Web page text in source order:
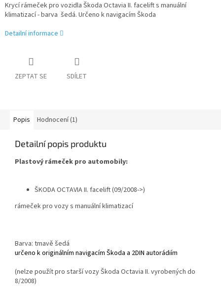
Krycí rámeček pro vozidla Škoda Octavia II. facelift s manuální
klimatizací - barva šedá. Určeno k navigacím Škoda
Detailní informace
ZEPTAT SE SDÍLET
Popis Hodnocení (1)
Detailní popis produktu
Plastový rámeček pro automobily:
ŠKODA OCTAVIA II. facelift (09/2008->)
rámeček pro vozy s manuální klimatizací
Barva: tmavě šedá
určeno k originálním navigacím Škoda a 2DIN autorádiím
(nelze použít pro starší vozy Škoda Octavia II. vyrobených do
8/2008)